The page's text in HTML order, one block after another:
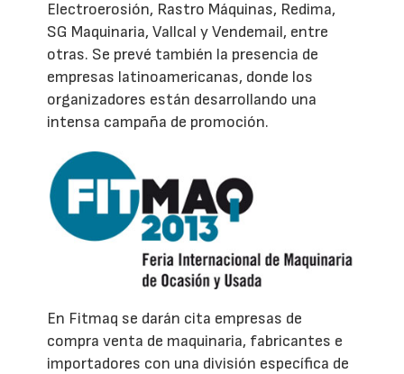
Electroerosión, Rastro Máquinas, Redima,
SG Maquinaria, Vallcal y Vendemail, entre
otras. Se prevé también la presencia de
empresas latinoamericanas, donde los
organizadores están desarrollando una
intensa campaña de promoción.
En Fitmaq se darán cita empresas de
compra venta de maquinaria, fabricantes e
importadores con una división específica de